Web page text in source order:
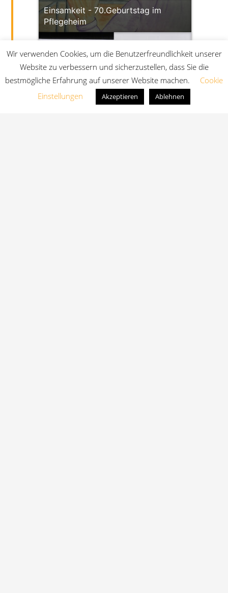
Einsamkeit - 70.Geburtstag im
Pflegeheim
Wir verwenden Cookies, um die Benutzerfreundlichkeit unserer
Website zu verbessern und sicherzustellen, dass Sie die
bestmögliche Erfahrung auf unserer Website machen.
Cookie
Einstellungen
Akzeptieren Ablehnen